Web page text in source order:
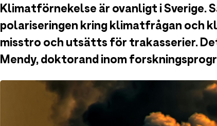
Klimatförnekelse är ovanligt i Sverige.
polariseringen kring klimatfrågan
misstro och utsätts för trakasserier.
Mendy, doktorand inom